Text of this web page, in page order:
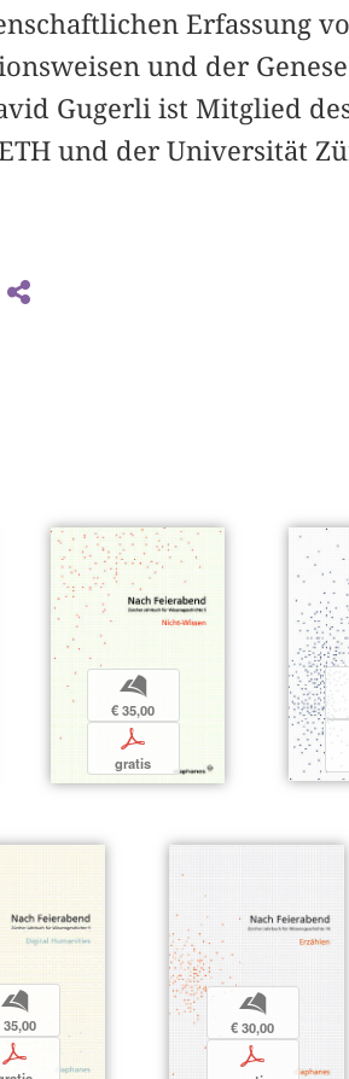
Erfassung
und der Genese
Gugerli ist Mitglied
und der Universität
b
€ 35,00
p
gratis
b
35,00
p
b
€ 30,00
p